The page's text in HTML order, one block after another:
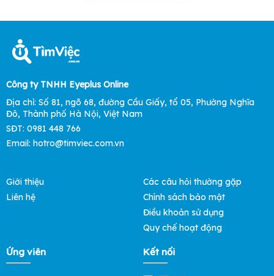
Công ty TNHH Eyeplus Online
Địa chỉ: Số 81, ngõ 68, đường Cầu Giấy, tổ 05, Phường Nghĩa
Đô, Thành phố Hà Nội, Việt Nam
SĐT: 0981 448 766
Email: hotro@timviec.com.vn
Giới thiệu
Liên hệ
Các câu hỏi thường gặp
Chính sách bảo mật
Điều khoản sử dụng
Quy chế hoạt động
Ứng viên Kết nối